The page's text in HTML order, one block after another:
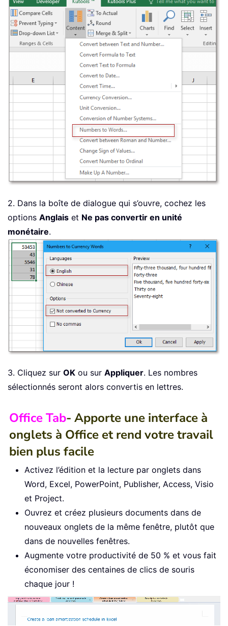
2. Dans la boîte de dialogue qui s’ouvre, cochez les
options Anglais et Ne pas convertir en unité
monétaire.
3. Cliquez sur OK ou sur Appliquer. Les nombres
sélectionnés seront alors convertis en lettres.
Office Tab- Apporte une interface à
onglets à Office et rend votre travail
bien plus facile
Activez l’édition et la lecture par onglets dans
Word, Excel, PowerPoint, Publisher, Access, Visio
et Project.
Ouvrez et créez plusieurs documents dans de
nouveaux onglets de la même fenêtre, plutôt que
dans de nouvelles fenêtres.
Augmente votre productivité de 50 % et vous fait
économiser des centaines de clics de souris
chaque jour !